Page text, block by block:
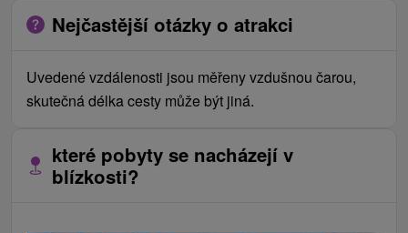
Nejčastější otázky o atrakci
Uvedené vzdálenosti jsou měřeny vzdušnou čarou,
skutečná délka cesty může být jiná.
které pobyty se nacházejí v
blízkosti?